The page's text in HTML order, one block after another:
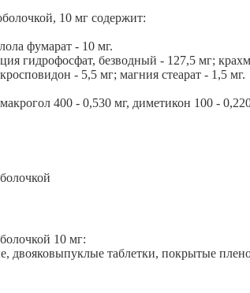
10 мг содержит:
фумарат - 10 мг.
гидрофосфат, безводный - 127,5 мг;
- 5,5 мг; магния стеарат - 1,5 мг.
400 - 0,530 мг, диметикон 100 -
10 мг:
двояковыпуклые таблетки, покрытые